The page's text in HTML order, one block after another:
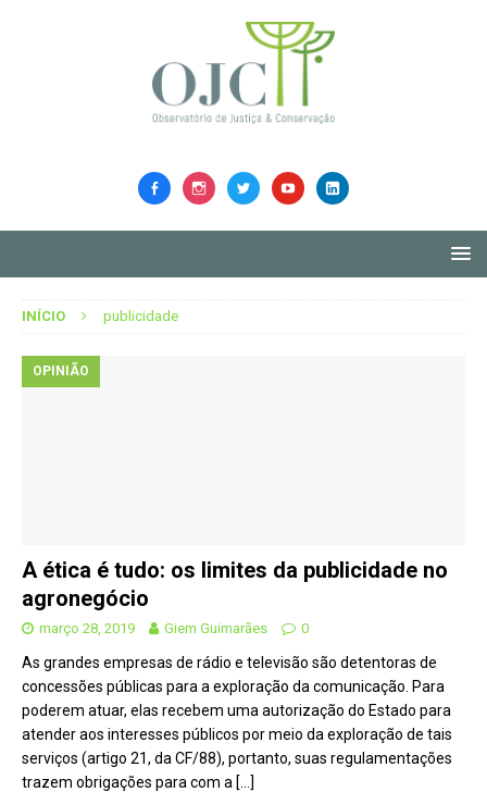
INÍCIO publicidade
OPINIÃO
A ética é tudo: os limites da publicidade no
agronegócio
março 28, 2019 Giem Guimarães 0
As grandes empresas de rádio e televisão são detentoras de
concessões públicas para a exploração da comunicação. Para
poderem atuar, elas recebem uma autorização do Estado para
atender aos interesses públicos por meio da exploração de tais
serviços (artigo 21, da CF/88), portanto, suas regulamentações
trazem obrigações para com a […]